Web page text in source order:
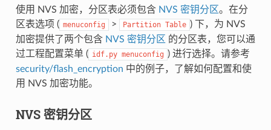
使用 NVS 加密，分区表必须包含 NVS 密钥分区。在分
区表选项 ( menuconfig > Partition Table ) 下，为 NVS
加密提供了两个包含 NVS 密钥分区 的分区表，您可以通
过工程配置菜单 ( idf.py menuconfig ) 进行选择。请参考
security/flash_encryption 中的例子，了解如何配置和使
用 NVS 加密功能。
NVS 密钥分区